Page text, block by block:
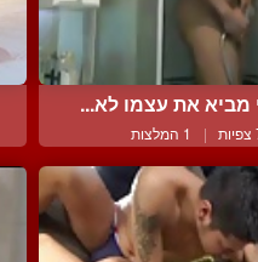
מביא את עצמו לא...
| 1 המלצות